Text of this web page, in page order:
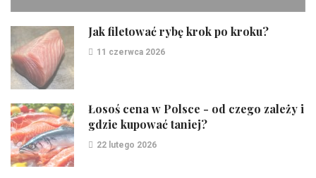
Jak filetować rybę krok po kroku?
11 czerwca 2026
Łosoś cena w Polsce - od czego zależy i
gdzie kupować taniej?
22 lutego 2026